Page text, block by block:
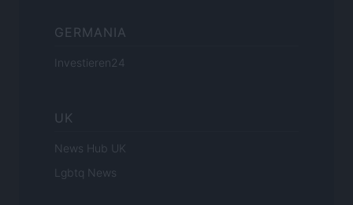
GERMANIA
Investieren24
UK
News Hub UK
Lgbtq News